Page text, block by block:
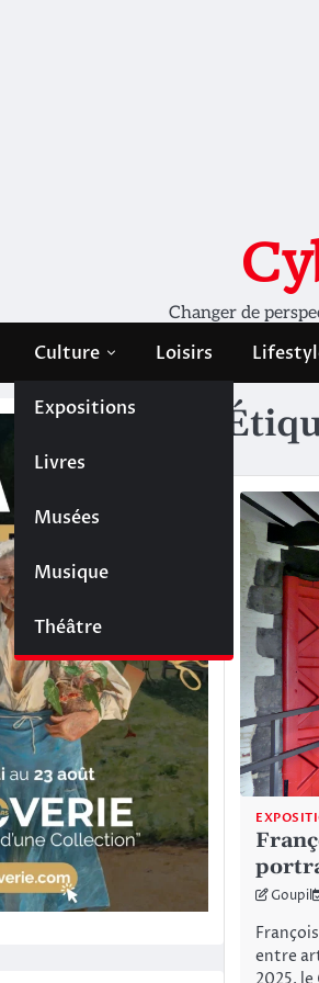
Changer de
Culture
Expositions
Livres
Musées
Musique
Théâtre
Loisirs
Goupil
entre